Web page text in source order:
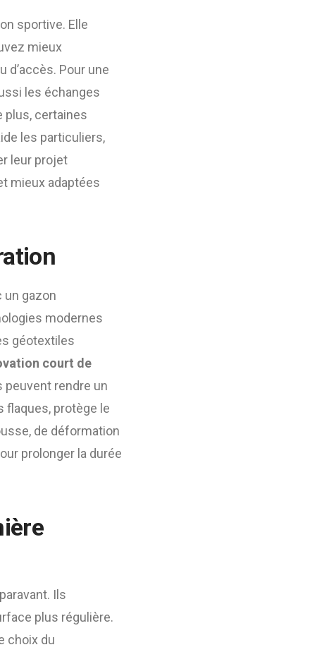
sportive. Elle
mieux
d’accès. Pour une
les échanges
plus, certaines
les particuliers,
leur projet
mieux adaptées
un gazon
modernes
géotextiles
court de
peuvent rendre un
flaques, protège le
de déformation
prolonger la durée
Ils
plus régulière.
choix du